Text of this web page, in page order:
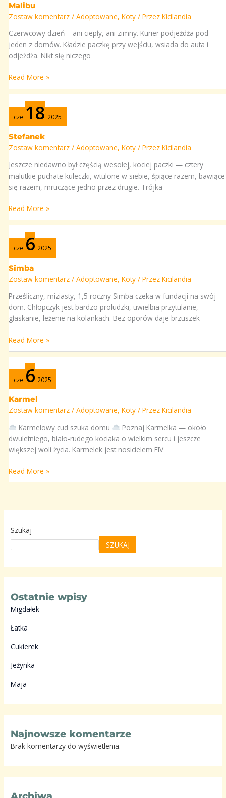
Malibu
Zostaw komentarz /Adoptowane,Koty / PrzezKicilandia
Czerwcowy dzień – ani ciepły, ani zimny. Kurier podjeżdża pod
jeden z domów. Kładzie paczkę przy wejściu, wsiada do auta i
odjeżdża. Nikt się niczego
Read More »
cze 18 2025
Stefanek
Zostaw komentarz /Adoptowane,Koty / PrzezKicilandia
Jeszcze niedawno był częścią wesołej, kociej paczki — cztery
malutkie puchate kuleczki, wtulone w siebie, śpiące razem, bawiące
się razem, mruczące jedno przez drugie. Trójka
Stefanek
Read More »
cze 6 2025
Simba
Zostaw komentarz /Adoptowane,Koty / PrzezKicilandia
Prześliczny, miziasty, 1,5 roczny Simba czeka w fundacji na swój
dom. Chłopczyk jest bardzo proludzki, uwielbia przytulanie,
głaskanie, leżenie na kolankach. Bez oporów daje brzuszek
Simba
Read More »
cze 6 2025
Karmel
Zostaw komentarz /Adoptowane,Koty / PrzezKicilandia
Karmelowy cud szuka domu
Poznaj Karmelka — około
dwuletniego, biało-rudego kociaka o wielkim sercu i jeszcze
większej woli życia. Karmelek jest nosicielem FIV
Karmel
Read More »
Szukaj
SZUKAJ
Ostatnie wpisy
Migdałek
Łatka
Cukierek
Jeżynka
Maja
Najnowsze komentarze
Brak komentarzy do wyświetlenia.